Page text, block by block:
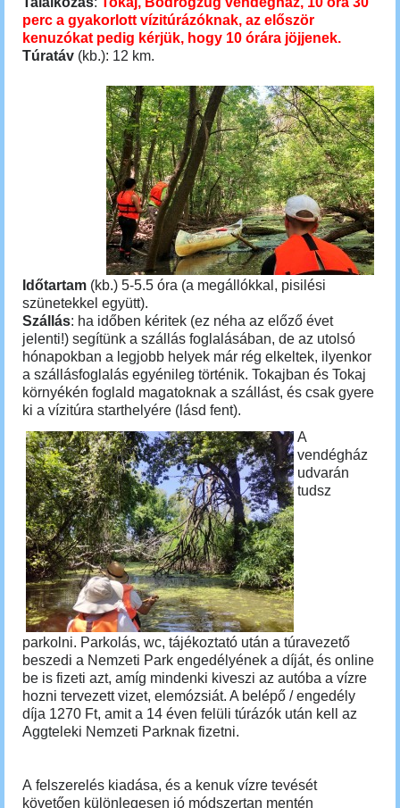
perc a gyakorlott vízitúrázóknak, az először
kenuzókat pedig kérjük, hogy 10 órára jöjjenek.
Túratáv (kb.): 12 km.
Időtartam (kb.) 5-5.5 óra (a megállókkal, pisilési
szünetekkel együtt).
Szállás: ha időben kéritek (ez néha az előző évet
jelenti!) segítünk a szállás foglalásában, de az utolsó
hónapokban a legjobb helyek már rég elkeltek, ilyenkor
a szállásfoglalás egyénileg történik. Tokajban és Tokaj
környékén foglald magatoknak a szállást, és csak gyere
ki a vízitúra starthelyére (lásd fent).
A
vendégház
udvarán
tudsz
parkolni. Parkolás, wc, tájékoztató után a túravezető
beszedi a Nemzeti Park engedélyének a díját, és online
be is fizeti azt, amíg mindenki kiveszi az autóba a vízre
hozni tervezett vizet, elemózsiát. A belépő / engedély
díja 1270 Ft, amit a 14 éven felüli túrázók után kell az
Aggteleki Nemzeti Parknak fizetni.
A felszerelés kiadása, és a kenuk vízre tevését
követően különlegesen jó módszertan mentén